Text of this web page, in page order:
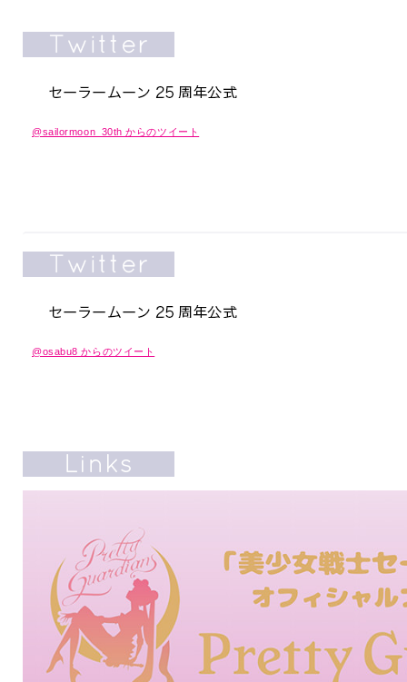
@sailormoon_30th からのツイート
@osabu8 からのツイート